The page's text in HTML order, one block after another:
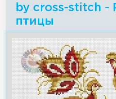
by cross-stitch
птицы